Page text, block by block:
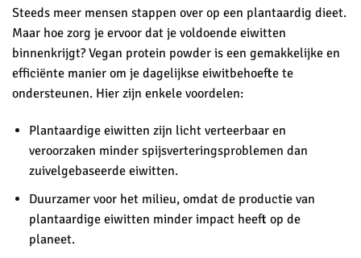
Steeds meer mensen stappen over op een plantaardig dieet.
Maar hoe zorg je ervoor dat je voldoende eiwitten
binnenkrijgt? Vegan protein powder is een gemakkelijke en
efficiënte manier om je dagelijkse eiwitbehoefte te
ondersteunen. Hier zijn enkele voordelen:
Plantaardige eiwitten zijn licht verteerbaar en
veroorzaken minder spijsverteringsproblemen dan
zuivelgebaseerde eiwitten.
Duurzamer voor het milieu, omdat de productie van
plantaardige eiwitten minder impact heeft op de
planeet.